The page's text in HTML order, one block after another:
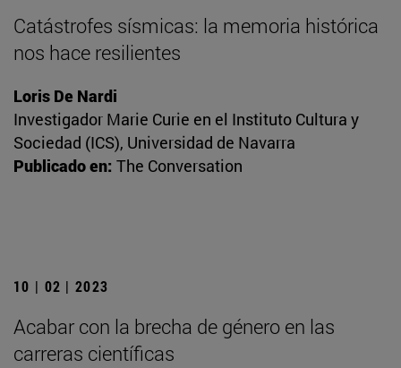
Catástrofes sísmicas: la memoria histórica
nos hace resilientes
Loris De Nardi
Investigador Marie Curie en el Instituto Cultura y
Sociedad (ICS), Universidad de Navarra
Publicado en: The Conversation
10 | 02 | 2023
Acabar con la brecha de género en las
carreras científicas